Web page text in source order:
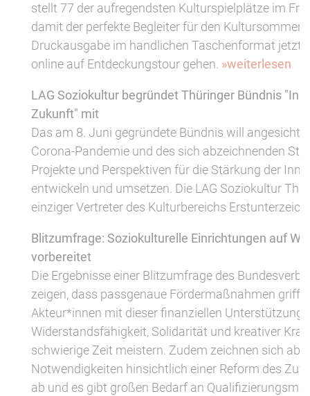
stellt 77 der aufregendsten Kulturspielplätze im
damit der perfekte Begleiter für den Kultursommer.
Druckausgabe im handlichen Taschenformat jetzt
online auf Entdeckungstour gehen. »weiterlesen
LAG Soziokultur begründet Thüringer Bündnis
Zukunft" mit
Das am 8. Juni gegründete Bündnis will angesichts
Corona-Pandemie und des sich abzeichnenden
Projekte und Perspektiven für die Stärkung der
entwickeln und umsetzen. Die LAG Soziokultur
einziger Vertreter des Kulturbereichs
Blitzumfrage: Soziokulturelle Einrichtungen auf
vorbereitet
Die Ergebnisse einer Blitzumfrage des
zeigen, dass passgenaue Fördermaßnahmen
Akteur*innen mit dieser finanziellen Unterstützung,
Widerstandsfähigkeit, Solidarität und kreativer
schwierige Zeit meistern. Zudem zeichnen sich aber
Notwendigkeiten hinsichtlich einer Reform des
ab und es gibt großen Bedarf an